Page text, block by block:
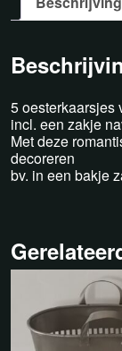
5 oesterkaarsjes
incl. een zakje
Met deze
decoreren
bv. in een bakje